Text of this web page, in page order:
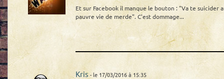
Et sur Facebook il manque le bouton : "Va te suicider
pauvre vie de merde". C'est dommage...
Kris - le 17/03/2016 à 15:35